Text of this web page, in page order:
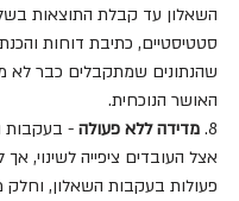
השאלון עד קבלת התוצאות
סטטיסטיים, כתיבת דוחות
שהנתונים שמתקבלים כבר לא
האושר הנוכחית.
8. מדידה ללא פעולה - בעקבות
אצל העובדים ציפייה לשינוי,
פעולות בעקבות השאלון, וחלק